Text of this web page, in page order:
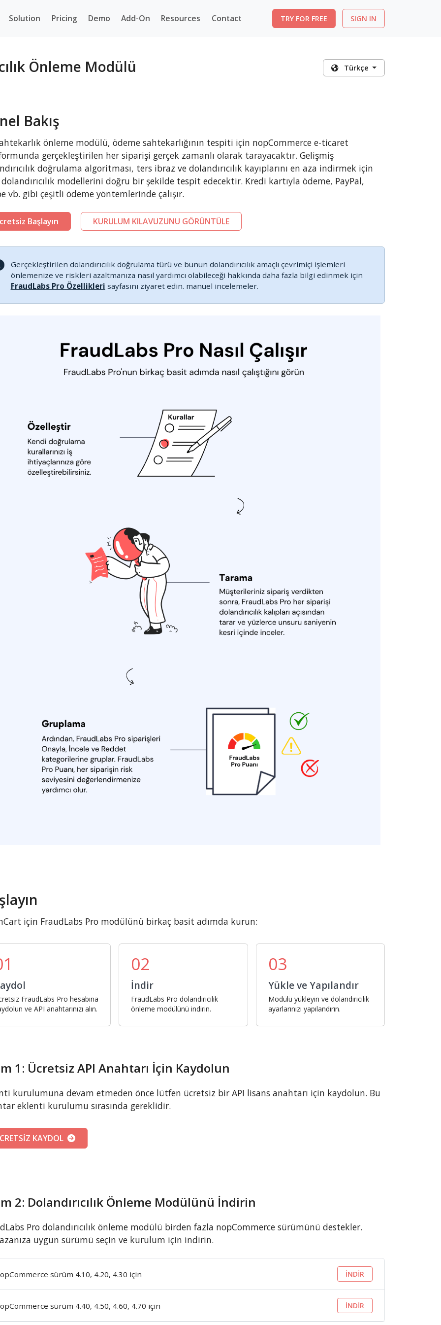
Solution Pricing Demo Add-On Resources Contact TRY FOR FREE SIGN IN
Önleme Modülü Türkçe
Bakış
önleme modülü, ödeme sahtekarlığının tespiti için nopCommerce e-ticaret
gerçekleştirilen her siparişi gerçek zamanlı olarak tarayacaktır. Gelişmiş
doğrulama algoritması, ters ibraz ve dolandırıcılık kayıplarını en aza indirmek için
modellerini doğru bir şekilde tespit edecektir. Kredi kartıyla ödeme, PayPal,
vb. gibi çeşitli ödeme yöntemlerinde çalışır.
Başlayın KURULUM KILAVUZUNU GÖRÜNTÜLE
Gerçekleştirilen dolandırıcılık doğrulama türü ve bunun dolandırıcılık amaçlı çevrimiçi işlemleri
önlemenize ve riskleri azaltmanıza nasıl yardımcı olabileceği hakkında daha fazla bilgi edinmek için
FraudLabs Pro Özellikleri sayfasını ziyaret edin. manuel incelemeler.
için FraudLabs Pro modülünü birkaç basit adımda kurun:
FraudLabs Pro hesabına
ve API anahtarınızı alın.
02
İndir
FraudLabs Pro dolandırıcılık
önleme modülünü indirin.
03
Yükle ve Yapılandır
Modülü yükleyin ve dolandırıcılık
ayarlarınızı yapılandırın.
1: Ücretsiz API Anahtarı İçin Kaydolun
kurulumuna devam etmeden önce lütfen ücretsiz bir API lisans anahtarı için kaydolun. Bu
eklenti kurulumu sırasında gereklidir.
KAYDOL
2: Dolandırıcılık Önleme Modülünü İndirin
Pro dolandırıcılık önleme modülü birden fazla nopCommerce sürümünü destekler.
uygun sürümü seçin ve kurulum için indirin.
sürüm 4.10, 4.20, 4.30 için İNDİR
sürüm 4.40, 4.50, 4.60, 4.70 için İNDİR